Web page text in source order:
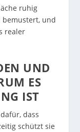
ruhig
bemustert, und
realer
UND
ES
IST
dass
schützt sie